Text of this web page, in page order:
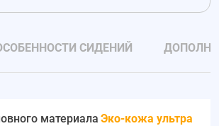
СИДЕНИЙ
материала Эко-кожа ультра